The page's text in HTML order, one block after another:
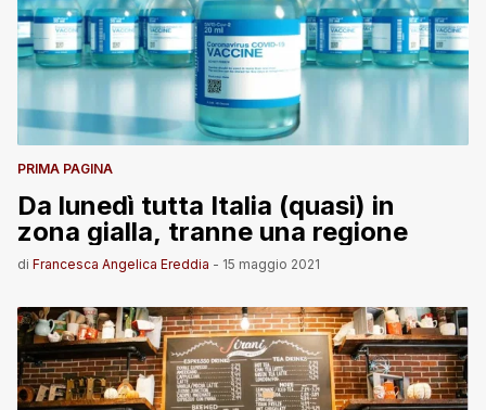
PRIMA PAGINA
Da lunedì tutta Italia (quasi) in
zona gialla, tranne una regione
di Francesca Angelica Ereddia - 15 maggio 2021